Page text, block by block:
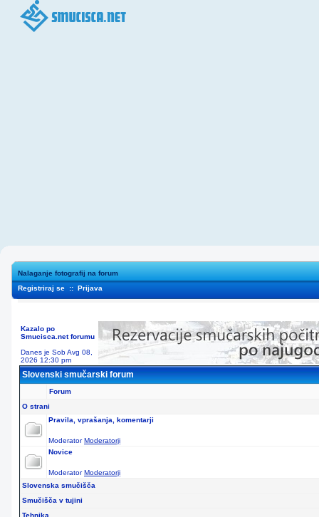
Nalaganje fotografij na forum
Registriraj se :: Prijava
Kazalo po
Smucisca.net forumu
Danes je Sob Avg 08,
2026 12:30 pm
Slovenski smučarski forum
Forum
O strani
Pravila, vprašanja, komentarji
ModeratorModeratorji
Novice
ModeratorModeratorji
Slovenska smučišča
Smučišča v tujini
Tehnika